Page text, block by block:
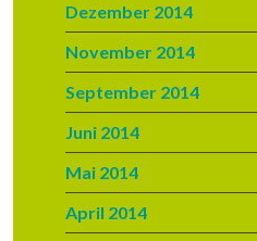
Dezember 2014
November 2014
September 2014
Juni 2014
Mai 2014
April 2014